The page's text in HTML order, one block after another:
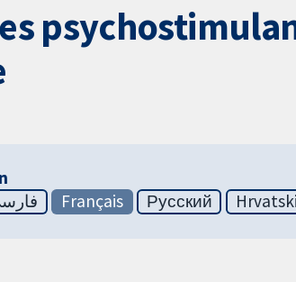
Français Русский Hrvatski